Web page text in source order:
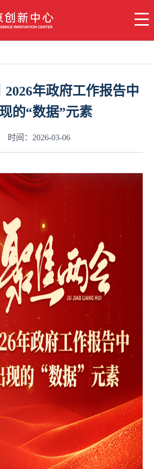
2026年政府工作报告中
的“数据”元素
时间：2026-03-06